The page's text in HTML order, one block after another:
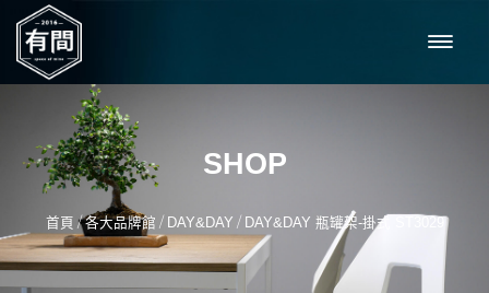
SHOP
首頁 /各大品牌館 / DAY&DAY / DAY&DAY 瓶罐架-掛式 ST3029